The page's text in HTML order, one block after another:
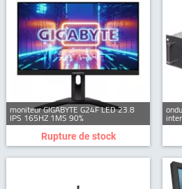
moniteur GIGABYTE G24F LED 23.8
IPS 165HZ 1MS 90%
Rupture de stock